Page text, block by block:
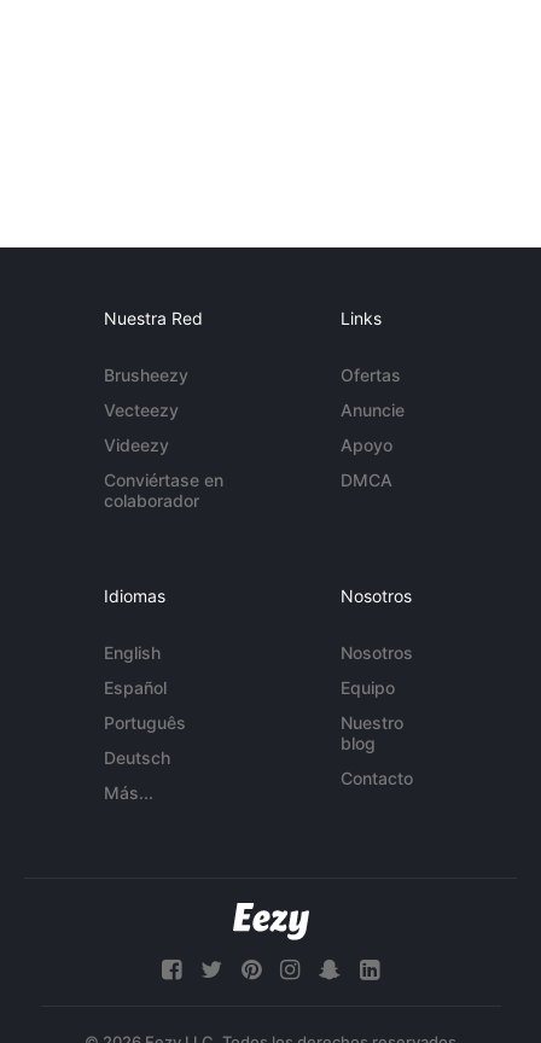
Nuestra Red
Brusheezy
Vecteezy
Videezy
Conviértase en
colaborador
Links
Ofertas
Anuncie
Apoyo
DMCA
Idiomas
English
Español
Português
Deutsch
Más...
Nosotros
Nosotros
Equipo
Nuestro
blog
Contacto